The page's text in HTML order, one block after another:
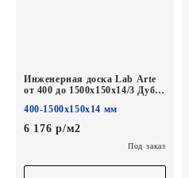
Инженерная доска Lab Arte
от 400 до 1500х150х14/3 Дуб
400-1500х150х14 мм
6 176 р/м2
Под заказ